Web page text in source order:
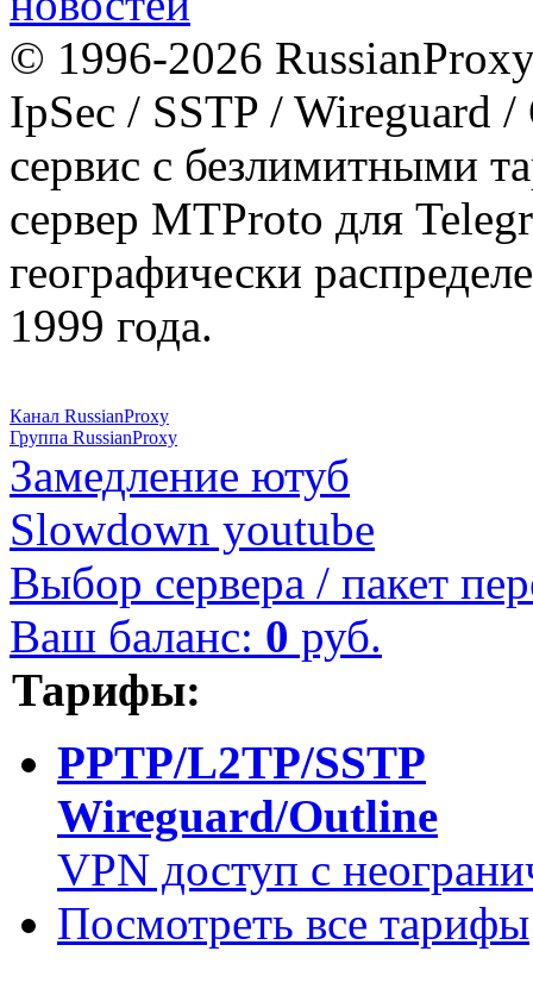
© 1996-2026
IpSec / SSTP / Wireguard
сервис с безлимитными
сервер MTProto для
географически
1999 года.
Канал RussianProxy
Группа RussianProxy
Замедление ютуб
Slowdown youtube
Выбор сервера / пакет
Ваш баланс: 0 руб.
Тарифы:
PPTP/L2TP/SSTP
Wireguard/Outline
VPN доступ с
Посмотреть все тарифы